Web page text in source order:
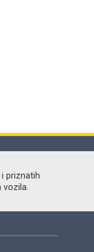
priznatih
vozila.